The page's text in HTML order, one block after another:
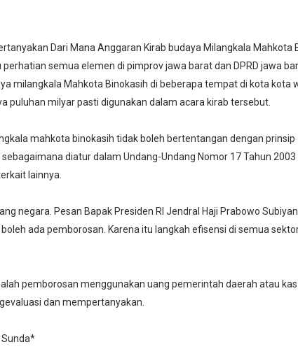
Dari Mana Anggaran Kirab budaya Milangkala Mahkota
semua elemen di pimprov jawa barat dan DPRD jawa
milangkala Mahkota Binokasih di beberapa tempat di kota kota
puluhan milyar pasti digunakan dalam acara kirab tersebut.
mahkota binokasih tidak boleh bertentangan dengan prinsip
diatur dalam Undang-Undang Nomor 17 Tahun
lainnya.
negara. Pesan Bapak Presiden RI Jendral Haji Prabowo
ada pemborosan. Karena itu langkah efisensi di semua
pemborosan menggunakan uang pemerintah daerah atau
dan mempertanyakan.